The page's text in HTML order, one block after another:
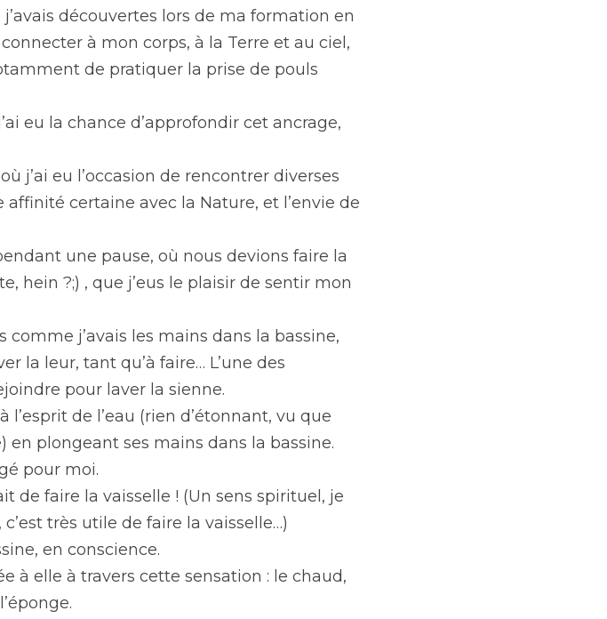
découvertes lors de ma formation en
à mon corps, à la Terre et au ciel,
de pratiquer la prise de pouls
eu la chance d’approfondir cet ancrage,
j’ai eu l’occasion de rencontrer diverses
certaine avec la Nature, et l’envie de
une pause, où nous devions faire la
hein ?;) , que j’eus le plaisir de sentir mon
j’avais les mains dans la bassine,
la leur, tant qu’à faire… L’une des
pour laver la sienne.
de l’eau (rien d’étonnant, vu que
plongeant ses mains dans la bassine.
pour moi.
de faire la vaisselle ! (Un sens spirituel, je
très utile de faire la vaisselle…)
en conscience.
à elle à travers cette sensation : le chaud,